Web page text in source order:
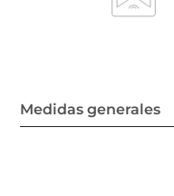
Medidas generales